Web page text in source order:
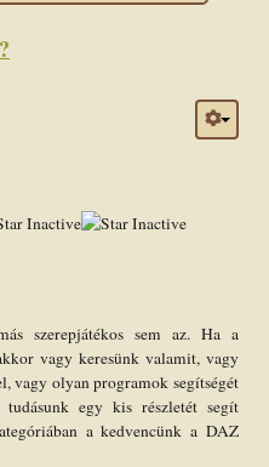
szerepjátékos sem az. Ha a
vagy keresünk valamit, vagy
vagy olyan programok segítségét
egy kis részletét segít
a kedvencünk a DAZ